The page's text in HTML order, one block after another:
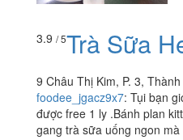
3.9 / 5Trà Sữa
9 Châu Thị Kim, P. 3,
foodee_jgacz9x7: Tụi bạn
được free 1 ly .Bánh plan
gang trà sữa uống ngon